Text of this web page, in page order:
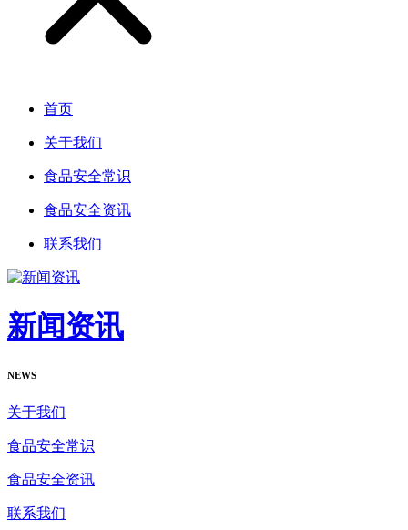
首页
关于我们
食品安全常识
食品安全资讯
联系我们
新闻资讯
NEWS
关于我们
食品安全常识
食品安全资讯
联系我们